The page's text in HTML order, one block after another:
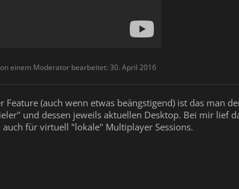
einem Moderator bearbeitet: 30. April 2016
Feature (auch wenn etwas beängstigend) ist das man
und dessen jeweils aktuellen Desktop. Bei mir lief
auch für virtuell "lokale" Multiplayer Sessions.